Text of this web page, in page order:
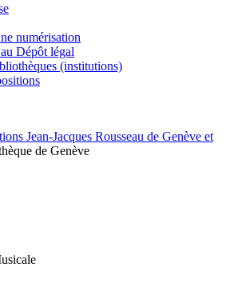
numérisation
Dépôt légal
(institutions)